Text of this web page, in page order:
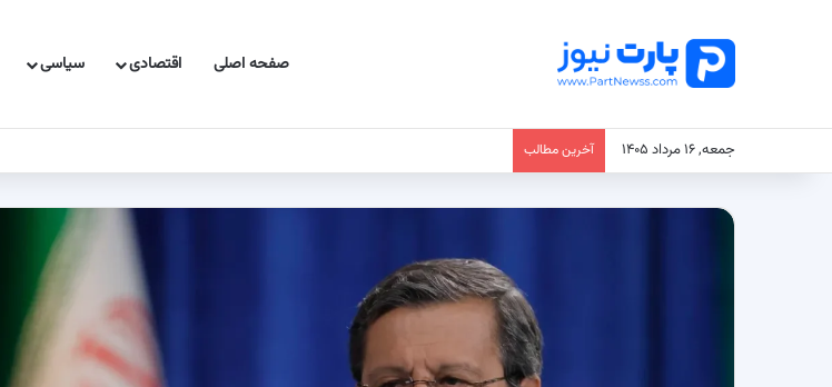
صفحه اصلی اقتصادی سیاسی
جمعه, ۱۶ مرداد ۱۴۰۵ آخرین مطالب